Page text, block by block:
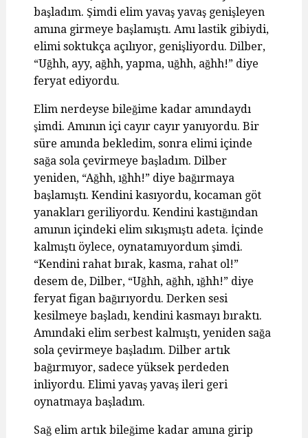
başladım. Şimdi elim yavaş yavaş genişleyen
amına girmeye başlamıştı. Amı lastik gibiydi,
elimi soktukça açılıyor, genişliyordu. Dilber,
“Uğhh, ayy, ağhh, yapma, uğhh, ağhh!” diye
feryat ediyordu.
Elim nerdeyse bileğime kadar amındaydı
şimdi. Amının içi cayır cayır yanıyordu. Bir
süre amında bekledim, sonra elimi içinde
sağa sola çevirmeye başladım. Dilber
yeniden, “Ağhh, ığhh!” diye bağırmaya
başlamıştı. Kendini kasıyordu, kocaman göt
yanakları geriliyordu. Kendini kastığından
amının içindeki elim sıkışmıştı adeta. İçinde
kalmıştı öylece, oynatamıyordum şimdi.
“Kendini rahat bırak, kasma, rahat ol!”
desem de, Dilber, “Uğhh, ağhh, ığhh!” diye
feryat figan bağırıyordu. Derken sesi
kesilmeye başladı, kendini kasmayı bıraktı.
Amındaki elim serbest kalmıştı, yeniden sağa
sola çevirmeye başladım. Dilber artık
bağırmıyor, sadece yüksek perdeden
inliyordu. Elimi yavaş yavaş ileri geri
oynatmaya başladım.
Sağ elim artık bileğime kadar amına girip